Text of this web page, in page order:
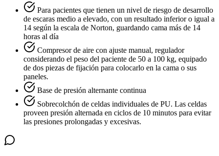
Para pacientes que tienen un nivel de riesgo de desarrollo
de escaras medio a elevado, con un resultado inferior o igual a
14 según la escala de Norton, guardando cama más de 14
horas al día
Compresor de aire con ajuste manual, regulador
considerando el peso del paciente de 50 a 100 kg, equipado
de dos piezas de fijación para colocarlo en la cama o sus
paneles.
Base de presión alternante continua
Sobrecolchón de celdas individuales de PU. Las celdas
proveen presión alternada en ciclos de 10 minutos para evitar
las presiones prolongadas y excesivas.